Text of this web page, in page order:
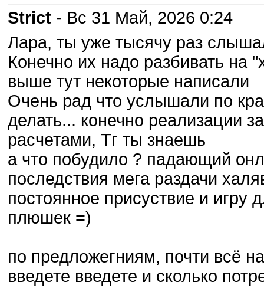
Strict - Вс 31 Май, 2026 0:24
Лара, ты уже тысячу раз
Конечно их надо разбивать на
выше тут некоторые написали
Очень рад что услышали по
делать... конечно реализации
расчетами, Тг ты знаешь
а что побудило ? падающий
последствия мега раздачи
постоянное присуствие и игру
плюшек =)
по предложегниям, почти всё
введете введете и сколько